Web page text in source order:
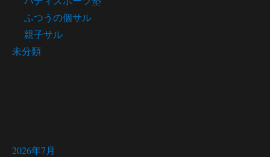
ふつうの個サル
親子サル
未分類
2026年7月